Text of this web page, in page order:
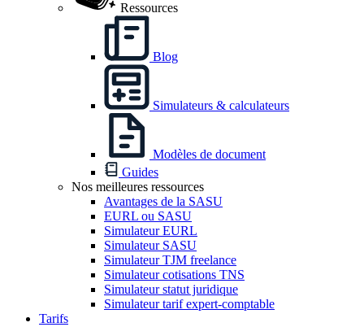
Ressources
Blog
Simulateurs & calculateurs
Modèles de document
Guides
Nos meilleures ressources
Avantages de la SASU
EURL ou SASU
Simulateur EURL
Simulateur SASU
Simulateur TJM freelance
Simulateur cotisations TNS
Simulateur statut juridique
Simulateur tarif expert-comptable
Tarifs